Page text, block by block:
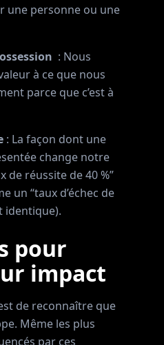
une personne ou une
: Nous
à ce que nous
parce que c’est à
: La façon dont une
change notre
de réussite de 40 %”
un “taux d’échec de
identique).
pour
impact
de reconnaître que
Même les plus
par ces